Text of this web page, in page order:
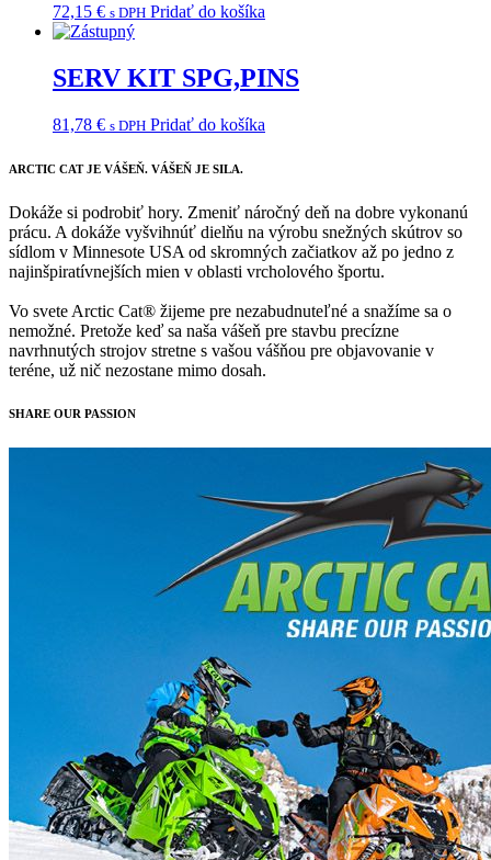
72,15 € s DPH Pridať do košíka
SERV KIT SPG,PINS
81,78 € s DPH Pridať do košíka
ARCTIC CATJE VÁŠEŇ. VÁŠEŇ JE SILA.
Dokáže si podrobiť hory. Zmeniť náročný deň na dobre vykonanú
prácu. A dokáže vyšvihnúť dielňu na výrobu snežných skútrov so
sídlom v Minnesote USA od skromných začiatkov až po jedno z
najinšpiratívnejších mien v oblasti vrcholového športu.
Vo svete Arctic Cat® žijeme pre nezabudnuteľné a snažíme sa o
nemožné. Pretože keď sa naša vášeň pre stavbu precízne
navrhnutých strojov stretne s vašou vášňou pre objavovanie v
teréne, už nič nezostane mimo dosah.
SHARE OUR PASSION